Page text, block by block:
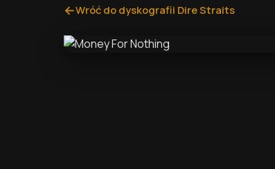
←Wróć do dyskografii Dire Straits